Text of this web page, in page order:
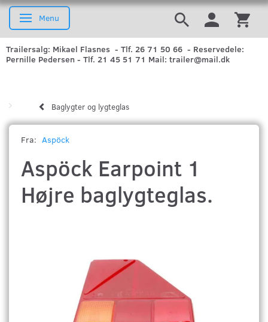
Skifte navigation
Menu
Trailersalg: Mikael Flasnes - Tlf. 26 71 50 66 - Reservedele:
Pernille Pedersen - Tlf. 21 45 51 71 Mail: trailer@mail.dk
Baglygter og lygteglas
Fra: Aspöck
Aspöck Earpoint 1
Højre baglygteglas.